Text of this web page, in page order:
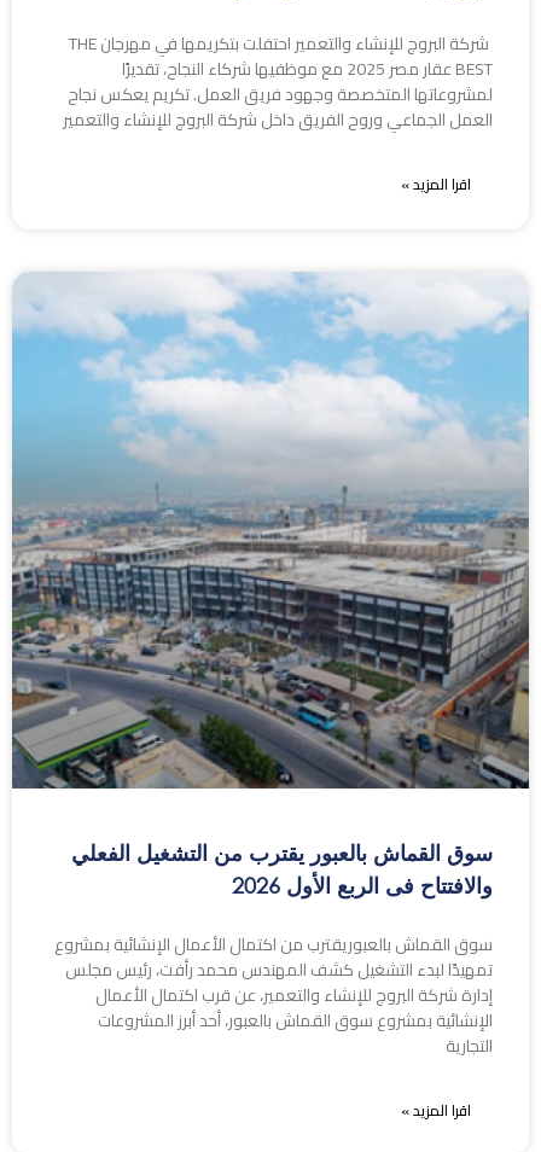
شركة البروج للإنشاء والتعمير احتفلت بتكريمها في مهرجان THE
BEST عقار مصر 2025 مع موظفيها شركاء النجاح، تقديرًا
لمشروعاتها المتخصصة وجهود فريق العمل. تكريم يعكس نجاح
العمل الجماعي وروح الفريق داخل شركة البروج للإنشاء والتعمير
اقرا المزيد »
سوق القماش بالعبور يقترب من التشغيل الفعلي
والافتتاح فى الربع الأول 2026
سوق القماش بالعبوريقترب من اكتمال الأعمال الإنشائية بمشروع
تمهيدًا لبدء التشغيل كشف المهندس محمد رأفت، رئيس مجلس
إدارة شركة البروج للإنشاء والتعمير، عن قرب اكتمال الأعمال
الإنشائية بمشروع سوق القماش بالعبور، أحد أبرز المشروعات
التجارية
اقرا المزيد »